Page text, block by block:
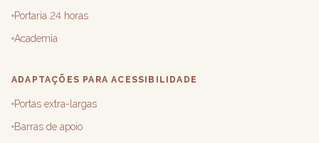
Portaria 24 horas
Academia
ADAPTAÇÕES PARA ACESSIBILIDADE
Portas extra-largas
Barras de apoio